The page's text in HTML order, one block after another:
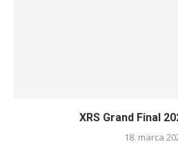
XRS Grand Final
18. marca